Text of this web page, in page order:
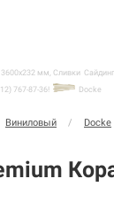
мм, Сливки
767-87-36!
Docke
Виниловый / Docke